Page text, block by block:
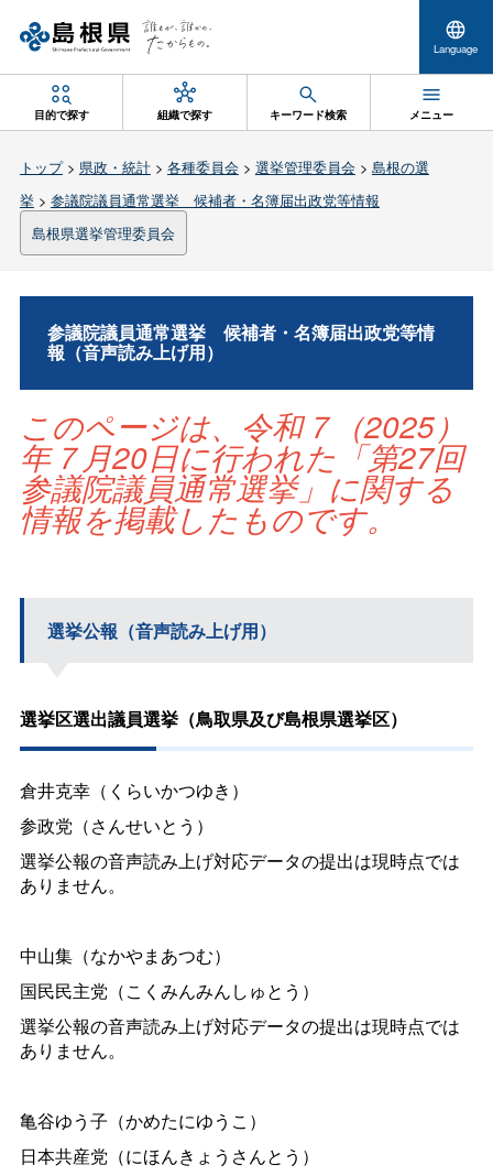
Language
目的で探す 組織で探す キーワード検索 メニュー
トップ> 県政・統計> 各種委員会 > 選挙管理委員会 > 島根の選
挙> 参議院議員通常選挙 候補者・名簿届出政党等情報
島根県選挙管理委員会
参議院議員通常選挙 候補者・名簿届出政党等情
報（音声読み上げ用）
このページは、令和７（2025）
年７月20日に行われた「第27回
参議院議員通常選挙」に関する
情報を掲載したものです。
選挙公報（音声読み上げ用）
選挙区選出議員選挙（鳥取県及び島根県選挙区）
倉井克幸（くらいかつゆき）
参政党（さんせいとう）
選挙公報の音声読み上げ対応データの提出は現時点では
ありません。
中山集（なかやまあつむ）
国民民主党（こくみんみんしゅとう）
選挙公報の音声読み上げ対応データの提出は現時点では
ありません。
亀谷ゆう子（かめたにゆうこ）
日本共産党（にほんきょうさんとう）